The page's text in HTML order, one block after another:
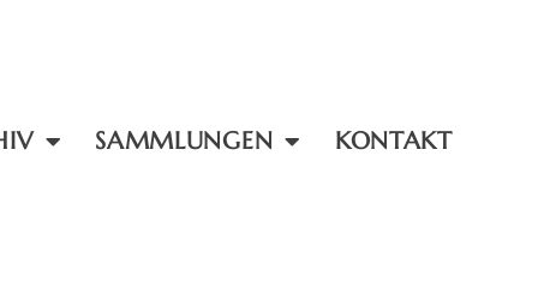
SAMMLUNGEN KONTAKT